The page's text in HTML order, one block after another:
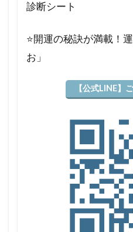
診断シート
⭐️開運の秘訣が満載！
お」
【公式LINE】